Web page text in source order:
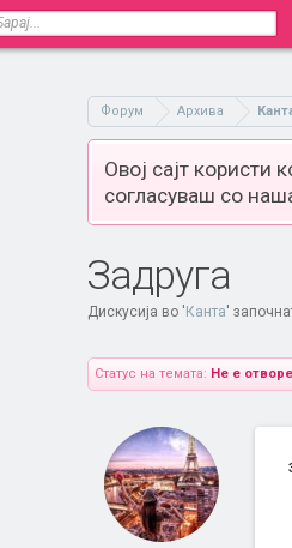
Форум Архива
Овој сајт
согласуваш со
Задруга
Дискусија во ' Канта'
Статус на темата: Не е